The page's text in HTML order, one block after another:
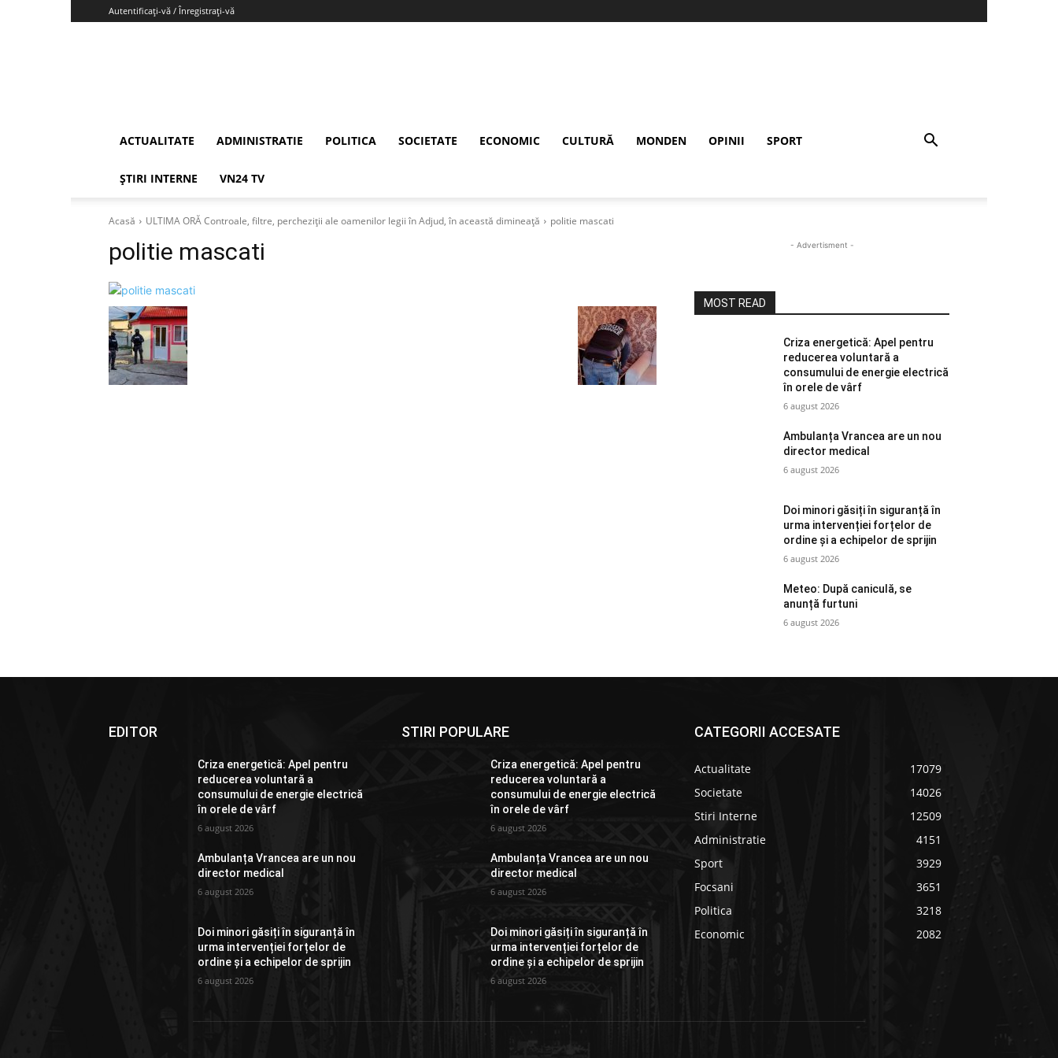
Autentificați-vă / Înregistrați-vă
ACTUALITATE ADMINISTRATIE POLITICA SOCIETATE ECONOMIC CULTURĂ MONDEN OPINII SPORT
ȘTIRI INTERNE VN24 TV
Acasă ULTIMA ORĂ Controale, filtre, percheziții ale oamenilor legii în Adjud, în această dimineață politie mascati
politie mascati - Advertisment -
MOST READ
Criza energetică: Apel pentru
reducerea voluntară a
consumului de energie electrică
în orele de vârf
6 august 2026
Ambulanța Vrancea are un nou
director medical
6 august 2026
Doi minori găsiți în siguranță în
urma intervenției forțelor de
ordine și a echipelor de sprijin
6 august 2026
Meteo: După caniculă, se
anunță furtuni
6 august 2026
EDITOR
Criza energetică: Apel pentru
reducerea voluntară a
consumului de energie electrică
în orele de vârf
6 august 2026
Ambulanța Vrancea are un nou
director medical
6 august 2026
Doi minori găsiți în siguranță în
urma intervenției forțelor de
ordine și a echipelor de sprijin
6 august 2026
STIRI POPULARE
Criza energetică: Apel pentru
reducerea voluntară a
consumului de energie electrică
în orele de vârf
6 august 2026
Ambulanța Vrancea are un nou
director medical
6 august 2026
Doi minori găsiți în siguranță în
urma intervenției forțelor de
ordine și a echipelor de sprijin
6 august 2026
CATEGORII ACCESATE
Actualitate
17079
Societate
14026
Stiri Interne
12509
Administratie
4151
Sport
3929
Focsani
3651
Politica
3218
Economic
2082